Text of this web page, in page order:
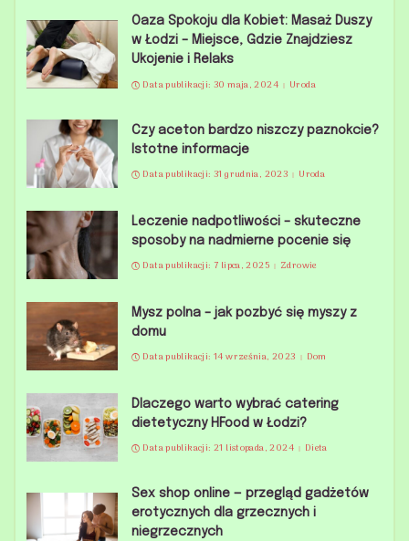
Oaza Spokoju dla Kobiet: Masaż Duszy
w Łodzi – Miejsce, Gdzie Znajdziesz
Ukojenie i Relaks
Data publikacji: 30 maja, 2024 Uroda
Czy aceton bardzo niszczy paznokcie?
Istotne informacje
Data publikacji: 31 grudnia, 2023 Uroda
Leczenie nadpotliwości – skuteczne
sposoby na nadmierne pocenie się
Data publikacji: 7 lipca, 2025 Zdrowie
Mysz polna – jak pozbyć się myszy z
domu
Data publikacji: 14 września, 2023 Dom
Dlaczego warto wybrać catering
dietetyczny HFood w Łodzi?
Data publikacji: 21 listopada, 2024 Dieta
Sex shop online — przegląd gadżetów
erotycznych dla grzecznych i
niegrzecznych